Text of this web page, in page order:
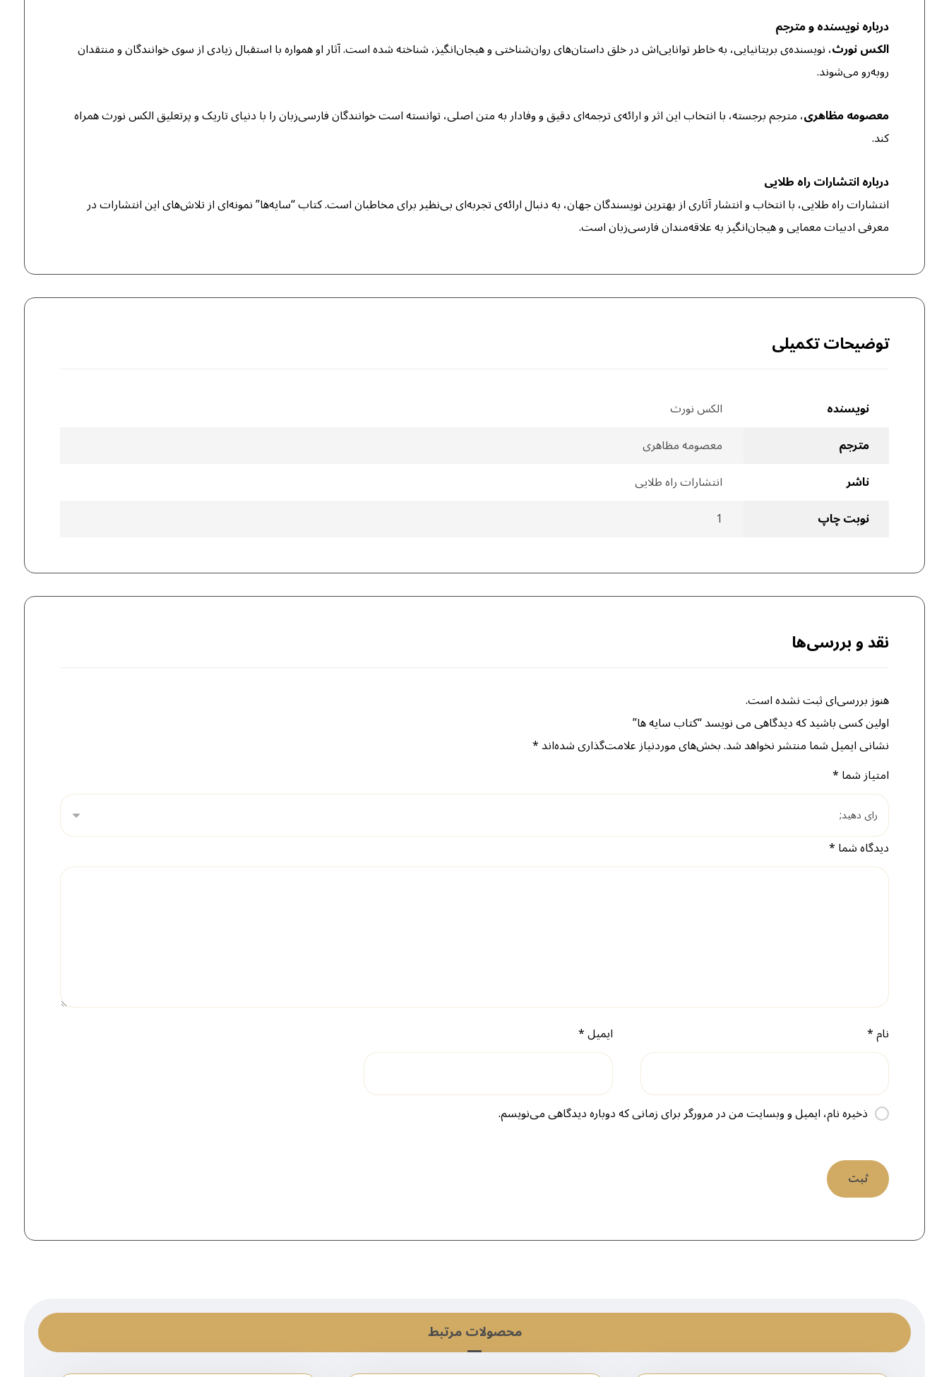
درباره نویسنده و مترجم
الکس نورث، نویسنده‌ی بریتانیایی، به خاطر توانایی‌اش در خلق داستان‌های روان‌شناختی و هیجان‌انگیز، شناخته شده است. آثار او همواره با استقبال زیادی از سوی خوانندگان و منتقدان
روبه‌رو می‌شوند.
معصومه مظاهری، مترجم برجسته، با انتخاب این اثر و ارائه‌ی ترجمه‌ای دقیق و وفادار به متن اصلی، توانسته است خوانندگان فارسی‌زبان را با دنیای تاریک و پرتعلیق الکس نورث همراه
کند.
درباره انتشارات راه طلایی
انتشارات راه طلایی، با انتخاب و انتشار آثاری از بهترین نویسندگان جهان، به دنبال ارائه‌ی تجربه‌ای بی‌نظیر برای مخاطبان است. کتاب “سایه‌ها” نمونه‌ای از تلاش‌های این انتشارات در
معرفی ادبیات معمایی و هیجان‌انگیز به علاقه‌مندان فارسی‌زبان است.
توضیحات تکمیلی
نویسنده
الکس نورث
مترجم
معصومه مظاهری
ناشر
انتشارات راه طلایی
نوبت چاپ
1
نقد و بررسی‌ها
هنوز بررسی‌ای ثبت نشده است.
اولین کسی باشید که دیدگاهی می نویسد “کتاب سایه ها”
نشانی ایمیل شما منتشر نخواهد شد.بخش‌های موردنیاز علامت‌گذاری شده‌اند*
امتیاز شما*
دیدگاه شما*
نام* ایمیل*
ذخیره نام، ایمیل و وبسایت من در مرورگر برای زمانی که دوباره دیدگاهی می‌نویسم.
محصولات مرتبط